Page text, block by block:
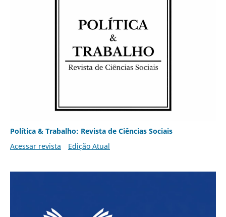
Política & Trabalho: Revista de Ciências Sociais
Acessar revista
Edição Atual